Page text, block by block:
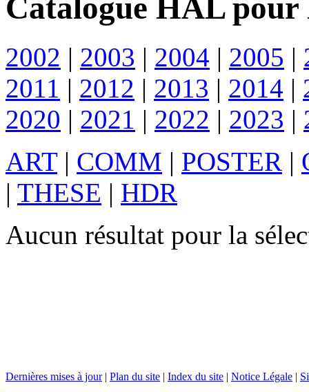
Catalogue HAL pour
2002 | 2003 | 2004 | 2005 |
2011 | 2012 | 2013 | 2014 |
2020 | 2021 | 2022 | 2023 |
ART| COMM | POSTER |
| THESE | HDR
Aucun résultat pour la
Dernières mises à jour| Plan du site | Index du site | Notice Légale |